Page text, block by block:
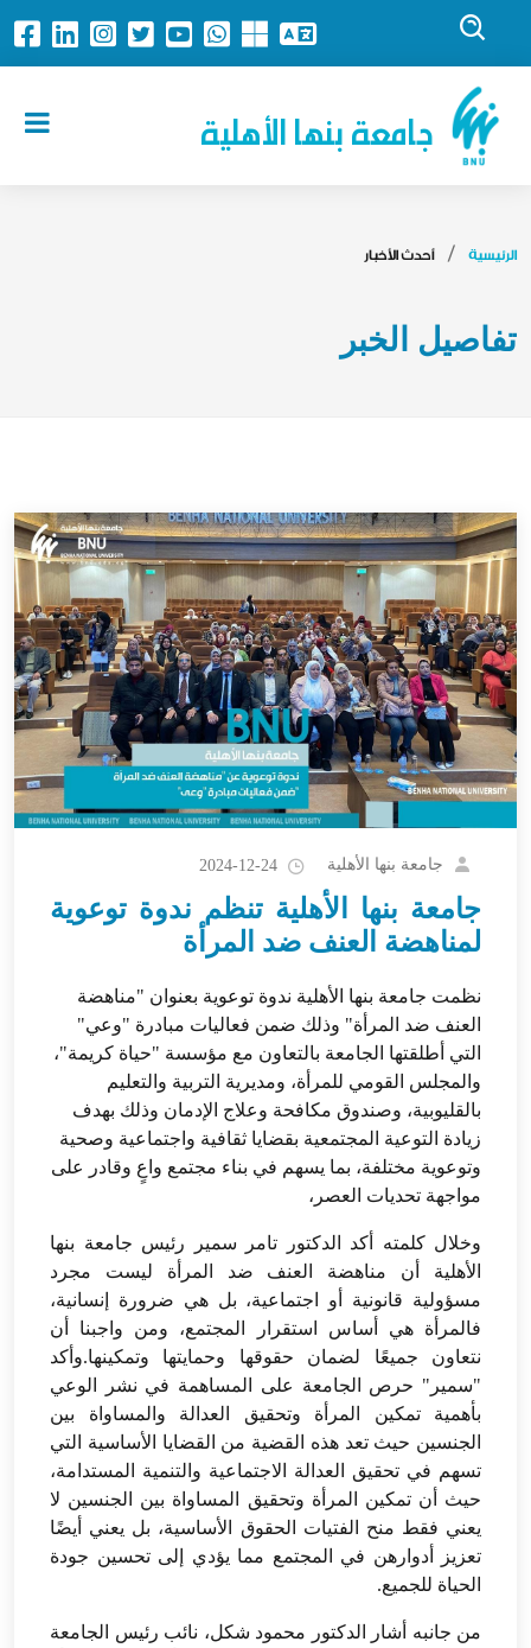
جامعة بنها الأهلية
الرئيسية أحدث الأخبار
تفاصيل الخبر
جامعة بنها الأهلية 2024-12-24
جامعة بنها الأهلية تنظم ندوة توعوية
لمناهضة العنف ضد المرأة
نظمت جامعة بنها الأهلية ندوة توعوية بعنوان "مناهضة
العنف ضد المرأة" وذلك ضمن فعاليات مبادرة "وعي"
التي أطلقتها الجامعة بالتعاون مع مؤسسة "حياة كريمة"،
والمجلس القومي للمرأة، ومديرية التربية والتعليم
بالقليوبية، وصندوق مكافحة وعلاج الإدمان وذلك بهدف
زيادة التوعية المجتمعية بقضايا ثقافية واجتماعية وصحية
وتوعوية مختلفة، بما يسهم في بناء مجتمع واعٍ وقادر على
مواجهة تحديات العصر،
وخلال كلمته أكد الدكتور تامر سمير رئيس جامعة بنها
الأهلية أن مناهضة العنف ضد المرأة ليست مجرد
مسؤولية قانونية أو اجتماعية، بل هي ضرورة إنسانية،
فالمرأة هي أساس استقرار المجتمع، ومن واجبنا أن
نتعاون جميعًا لضمان حقوقها وحمايتها وتمكينها.وأكد
"سمير" حرص الجامعة على المساهمة في نشر الوعي
بأهمية تمكين المرأة وتحقيق العدالة والمساواة بين
الجنسين حيث تعد هذه القضية من القضايا الأساسية التي
تسهم في تحقيق العدالة الاجتماعية والتنمية المستدامة،
حيث أن تمكين المرأة وتحقيق المساواة بين الجنسين لا
يعني فقط منح الفتيات الحقوق الأساسية، بل يعني أيضًا
تعزيز أدوارهن في المجتمع مما يؤدي إلى تحسين جودة
الحياة للجميع.
من جانبه أشار الدكتور محمود شكل، نائب رئيس الجامعة